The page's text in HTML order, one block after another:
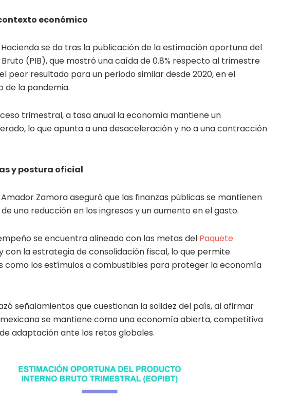
económico
se da tras la publicación de la estimación oportuna del
(PIB), que mostró una caída de 0.8% respecto al trimestre
peor resultado para un periodo similar desde 2020, en el
de la pandemia.
trimestral, a tasa anual la economía mantiene un
lo que apunta a una desaceleración y no a una contracción
y postura oficial
Zamora aseguró que las finanzas públicas se mantienen
una reducción en los ingresos y un aumento en el gasto.
se encuentra alineado con las metas del Paquete
con la estrategia de consolidación fiscal, lo que permite
como los estímulos a combustibles para proteger la economía
señalamientos que cuestionan la solidez del país, al afirmar
se mantiene como una economía abierta, competitiva
adaptación ante los retos globales.